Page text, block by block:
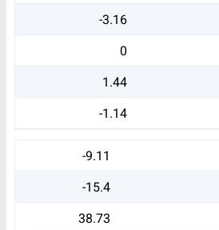
-3.16
0
1.44
-1.14
-9.11
-15.4
38.73